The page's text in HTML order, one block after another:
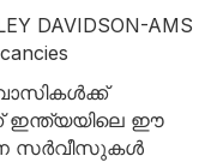
DAVIDSON-AMS
ഇന്ത്യയിലെ ഈ
സർവീസുകൾ